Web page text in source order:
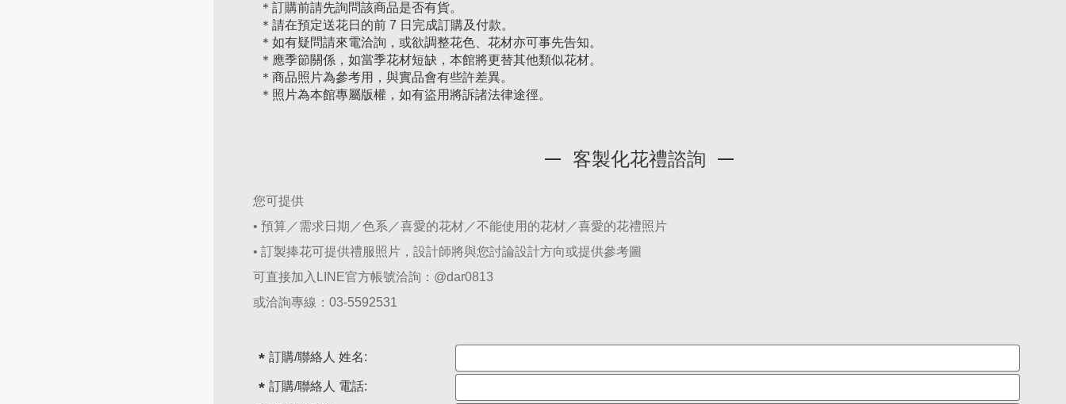
＊訂購前請先詢問該商品是否有貨。
＊請在預定送花日的前 7 日完成訂購及付款。
＊如有疑問請來電洽詢，或欲調整花色、花材亦可事先告知。
＊應季節關係，如當季花材短缺，本館將更替其他類似花材。
＊商品照片為參考用，與實品會有些許差異。
＊照片為本館專屬版權，如有盜用將訴諸法律途徑。
客製化花禮諮詢
您可提供
• 預算／需求日期／色系／喜愛的花材／不能使用的花材／喜愛的花禮照片
• 訂製捧花可提供禮服照片，設計師將與您討論設計方向或提供參考圖
可直接加入LINE官方帳號洽詢： @dar0813
或洽詢專線： 03-5592531
訂購/聯絡人 姓名:
訂購/聯絡人 電話: